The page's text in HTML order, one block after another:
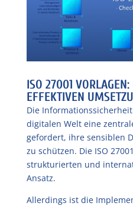
ISO 27001
EFFEKTIVEN
Die
digitalen Welt eine
gefordert, ihre sensiblen
zu schützen. Die ISO
strukturierten und
Ansatz.
Allerdings ist die